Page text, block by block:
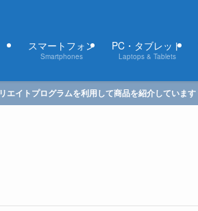
スマートフォン
Smartphones
PC・タブレット
Laptops & Tablets
エイトプログラムを利用して商品を紹介しています